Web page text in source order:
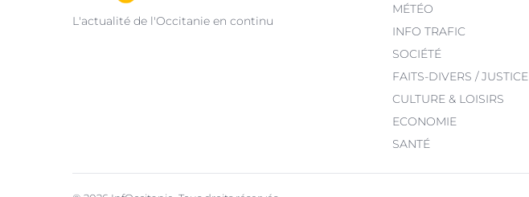
L'actualité de l'Occitanie en continu
MÉTÉO
INFO TRAFIC
SOCIÉTÉ
FAITS-DIVERS / JUSTICE
CULTURE & LOISIRS
ECONOMIE
SANTÉ